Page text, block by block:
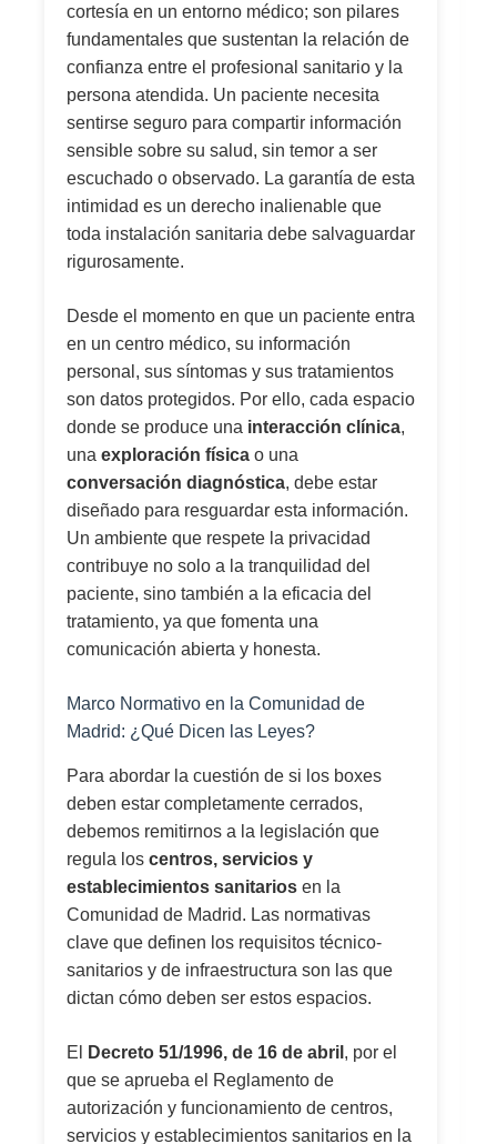
cortesía en un entorno médico; son pilares
fundamentales que sustentan la relación de
confianza entre el profesional sanitario y la
persona atendida. Un paciente necesita
sentirse seguro para compartir información
sensible sobre su salud, sin temor a ser
escuchado o observado. La garantía de esta
intimidad es un derecho inalienable que
toda instalación sanitaria debe salvaguardar
rigurosamente.
Desde el momento en que un paciente entra
en un centro médico, su información
personal, sus síntomas y sus tratamientos
son datos protegidos. Por ello, cada espacio
donde se produce una interacción clínica,
una exploración física o una
conversación diagnóstica, debe estar
diseñado para resguardar esta información.
Un ambiente que respete la privacidad
contribuye no solo a la tranquilidad del
paciente, sino también a la eficacia del
tratamiento, ya que fomenta una
comunicación abierta y honesta.
Marco Normativo en la Comunidad de
Madrid: ¿Qué Dicen las Leyes?
Para abordar la cuestión de si los boxes
deben estar completamente cerrados,
debemos remitirnos a la legislación que
regula los centros, servicios y
establecimientos sanitarios en la
Comunidad de Madrid. Las normativas
clave que definen los requisitos técnico-
sanitarios y de infraestructura son las que
dictan cómo deben ser estos espacios.
El Decreto 51/1996, de 16 de abril , por el
que se aprueba el Reglamento de
autorización y funcionamiento de centros,
servicios y establecimientos sanitarios en la